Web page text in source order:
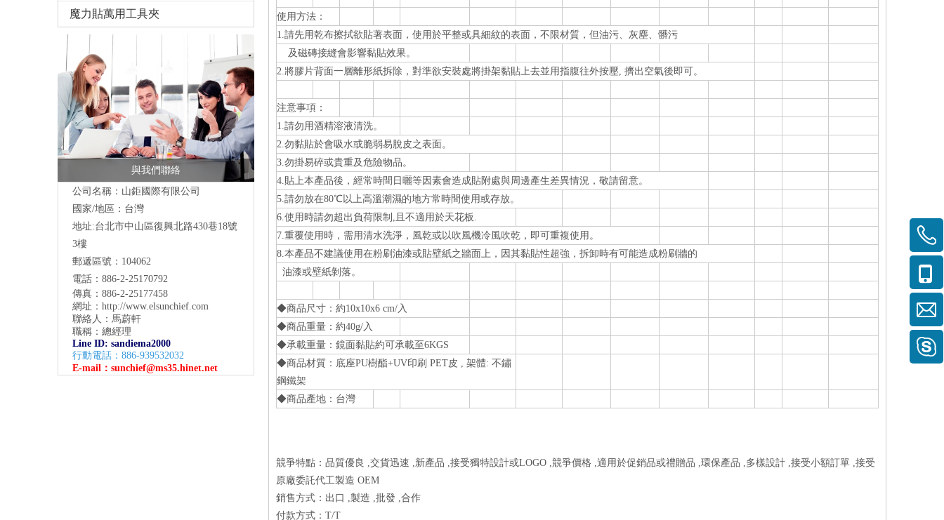
魔力貼萬用工具夾
與我們聯絡
公司名稱：山鉅國際有限公司
國家/地區：台灣
地址:台北市中山區復興北路430巷18號
3樓
郵遞區號：104062
電話：886-2-25170792
傳真：886-2-25177458
網址： http://www.elsunchief.com
聯絡人：馬蔚軒
職稱：總經理
Line ID: sandiema2000
行動電話：886-939532032
E-mail： sunchief@ms35.hinet.net
使用方法：
1.請先用乾布擦拭欲貼著表面，使用於平整或具細紋的表面，不限材質，但油污、灰塵、髒污
及磁磚接縫會影響黏貼效果。
2.將膠片背面一層離形紙拆除，對準欲安裝處將掛架黏貼上去並用指腹往外按壓, 擠出空氣後即可。
注意事項：
1.請勿用酒精溶液清洗。
2.勿黏貼於會吸水或脆弱易脫皮之表面。
3.勿掛易碎或貴重及危險物品。
4.貼上本產品後，經常時間日曬等因素會造成貼附處與周邊產生差異情況，敬請留意。
5.請勿放在80℃以上高溫潮濕的地方常時間使用或存放。
6.使用時請勿超出負荷限制,且不適用於天花板.
7.重覆使用時，需用清水洗淨，風乾或以吹風機冷風吹乾，即可重複使用。
8.本產品不建議使用在粉刷油漆或貼壁紙之牆面上，因其黏貼性超強，拆卸時有可能造成粉刷牆的
油漆或壁紙剝落。
◆商品尺寸：約10x10x6 cm/入
◆商品重量：約40g/入
◆承載重量：鏡面黏貼約可承載至6KGS
◆商品材質：底座PU樹酯+UV印刷 PET皮 , 架體: 不鏽
鋼鐵架
◆商品產地：台灣
競爭特點：品質優良 ,交貨迅速 ,新產品 ,接受獨特設計或LOGO ,競爭價格 ,適用於促銷品或禮贈品 ,環保產品 ,多樣設計 ,接受小額訂單 ,接受
原廠委託代工製造 OEM
銷售方式：出口 ,製造 ,批發 ,合作
付款方式：T/T